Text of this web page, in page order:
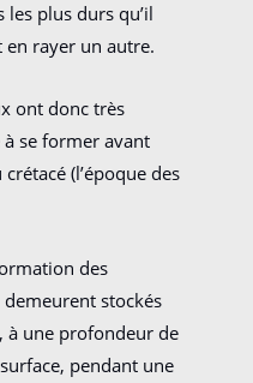
plus durs qu’il
rayer un autre.
ont donc très
se former avant
(l’époque des
des
stockés
à une profondeur de
pendant une